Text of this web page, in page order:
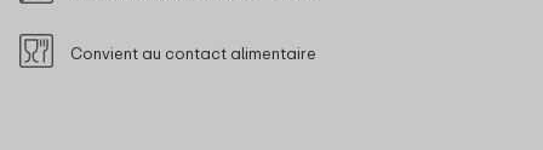
Convient au contact alimentaire